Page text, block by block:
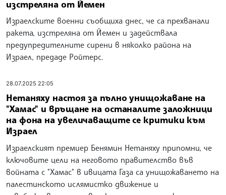
изстреляна от Йемен
Израелските военни съобщиха днес, че са прехванали
ракета, изстреляна от Йемен и задействала
предупредителните сирени в няколко района на
Израел, предаде Ройтерс.
28.07.2025 22:05
Нетаняху настоя за пълно унищожаване на
"Хамас" и връщане на останалите заложници
на фона на увеличаващите се критики към
Израел
Израелският премиер Бенямин Нетаняху припомни, че
ключовите цели на неговото правителство във
войната с "Хамас" в ивицата Газа са унищожаването на
палестинското ислямистко движение и